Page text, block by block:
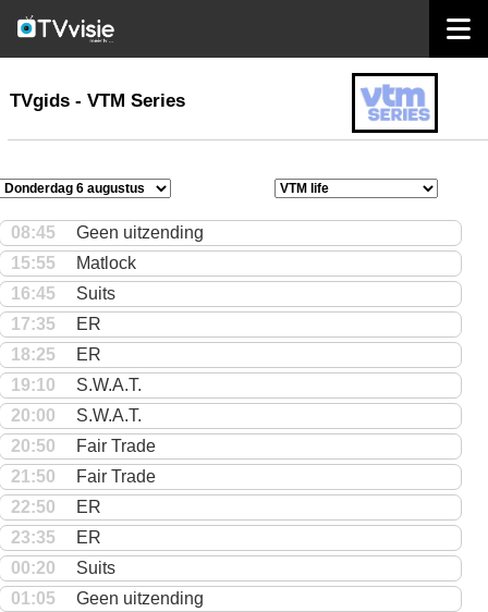
TVgids
TVgids - VTM Series
08:45
Geen uitzending
15:55
Matlock
16:45
Suits
17:35
ER
18:25
ER
19:10
S.W.A.T.
20:00
S.W.A.T.
20:50
Fair Trade
21:50
Fair Trade
22:50
ER
23:35
ER
00:20
Suits
01:05
Geen uitzending